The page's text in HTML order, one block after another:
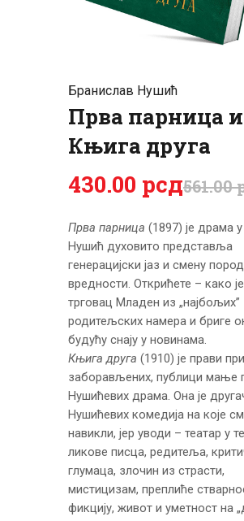
ЦЕНОВНИК
Бранислав Нушић
Прва парница и
Књига друга
561.00
430.00 рсд
Прва парница (1897) је драма у
Нушић духовито представља
генерацијски јаз и смену
вредности. Открићете – како
трговац Младен из „најбољих”
родитељских намера и бриге
будућу снају у новинама.
Књига друга (1910) је прави
заборављених, публици мање
Нушићевих драма. Она је
Нушићевих комедија на које
навикли, јер уводи – театар у
ликове писца, редитеља,
глумаца, злочин из страсти,
мистицизам, преплиће
фикцију, живот и уметност на